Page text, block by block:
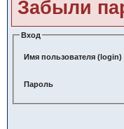
Забыли
Вход
Имя пользователя (login)
Пароль